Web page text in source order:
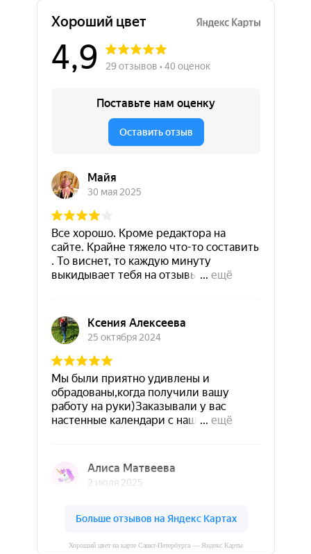
Хороший цвет на карте Санкт‑Петербурга — Яндекс Карты